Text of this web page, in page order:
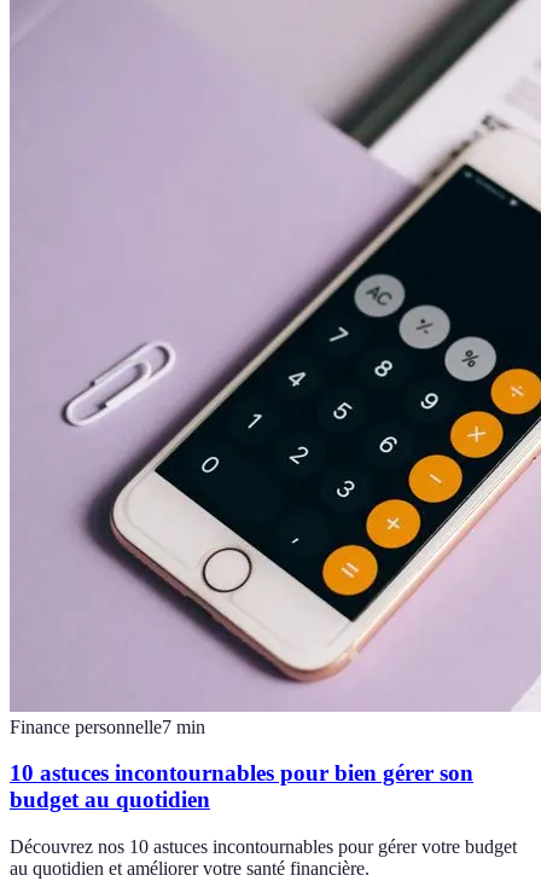
Finance personnelle7 min
10 astuces incontournables pour bien gérer son
budget au quotidien
Découvrez nos 10 astuces incontournables pour gérer votre budget
au quotidien et améliorer votre santé financière.